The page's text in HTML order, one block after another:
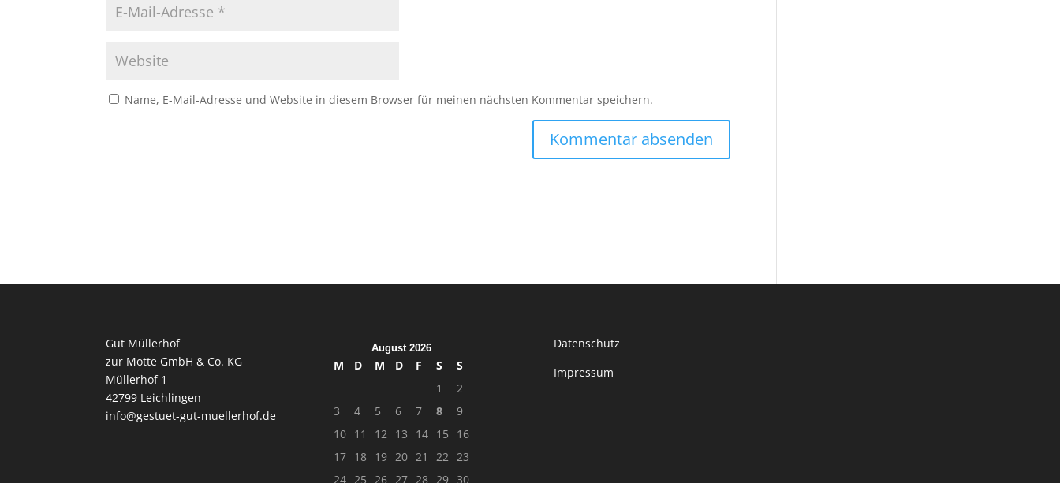
Name, E-Mail-Adresse und Website in diesem Browser für meinen nächsten Kommentar speichern.
Gut Müllerhof
zur Motte GmbH & Co. KG
Müllerhof 1
42799 Leichlingen
info@gestuet-gut-muellerhof.de
August 2026
M D M D F S
S
1
2
3
4 5 6 7 8
9
10 11 12 13 14 15
16
17 18 19 20 21 22 23
24 25 26 27 28 29 30
Datenschutz
Impressum